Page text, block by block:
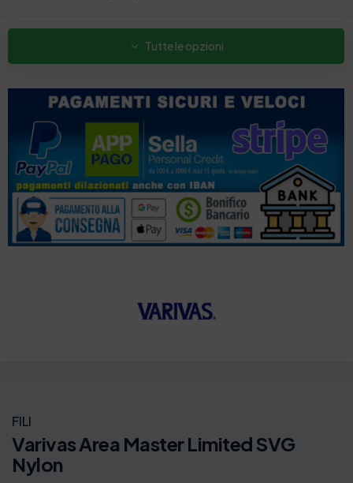
Tutte le opzioni
FILI
Varivas Area Master Limited SVG
Nylon